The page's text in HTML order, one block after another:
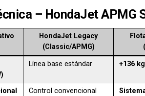
– HondaJet APMG
HondaJet Legacy
(Classic/APMG)
Línea base estándar +136
Control convencional